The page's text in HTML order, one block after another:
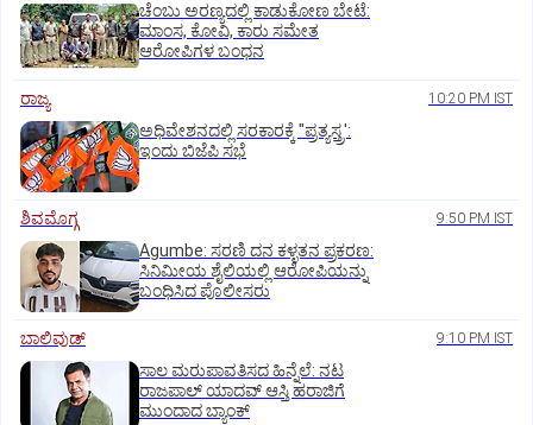
ಚೆಂಬು ಅರಣ್ಯದಲ್ಲಿ ಕಾಡುಕೋಣ ಬೇಟೆ:
ಮಾಂಸ, ಕೋವಿ, ಕಾರು ಸಮೇತ
ಆರೋಪಿಗಳ ಬಂಧನ
ರಾಜ್ಯ 10:20 PM IST
ಅಧಿವೇಶನದಲ್ಲಿ ಸರಕಾರಕ್ಕೆ "ಪ್ರತ್ಯಸ್ತ್ರ':
ಇಂದು ಬಿಜೆಪಿ ಸಭೆ
ಶಿವಮೊಗ್ಗ 9:50 PM IST
Agumbe: ಸರಣಿ ದನ ಕಳ್ಳತನ ಪ್ರಕರಣ:
ಸಿನಿಮೀಯ ಶೈಲಿಯಲ್ಲಿ ಆರೋಪಿಯನ್ನು
ಬಂಧಿಸಿದ ಪೊಲೀಸರು
ಬಾಲಿವುಡ್‌ 9:10 PM IST
ಸಾಲ ಮರುಪಾವತಿಸದ ಹಿನ್ನೆಲೆ: ನಟ
ರಾಜಪಾಲ್ ಯಾದವ್‌ ಆಸ್ತಿ ಹರಾಜಿಗೆ
ಮುಂದಾದ ಬ್ಯಾಂಕ್